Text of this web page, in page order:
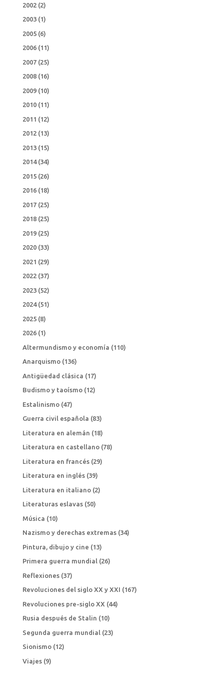
2002(2)
2003(1)
2005(6)
2006(11)
2007(25)
2008(16)
2009(10)
2010(11)
2011 (12)
2012(13)
2013(15)
2014(34)
2015(26)
2016(18)
2017(25)
2018(25)
2019(25)
2020(33)
2021 (29)
2022(37)
2023(52)
2024(51)
2025(8)
2026(1)
Altermundismo y economía (110)
Anarquismo(136)
Antigüedad clásica (17)
Budismo y taoísmo(12)
Estalinismo(47)
Guerra civil española (83)
Literatura en alemán (18)
Literatura en castellano(78)
Literatura en francés(29)
Literatura en inglés(39)
Literatura en italiano(2)
Literaturas eslavas(50)
Música (10)
Nazismo y derechas extremas(34)
Pintura, dibujo y cine (13)
Primera guerra mundial(26)
Reflexiones(37)
Revoluciones del siglo XX y XXI (167)
Revoluciones pre-siglo XX (44)
Rusia después de Stalin (10)
Segunda guerra mundial (23)
Sionismo(12)
Viajes(9)